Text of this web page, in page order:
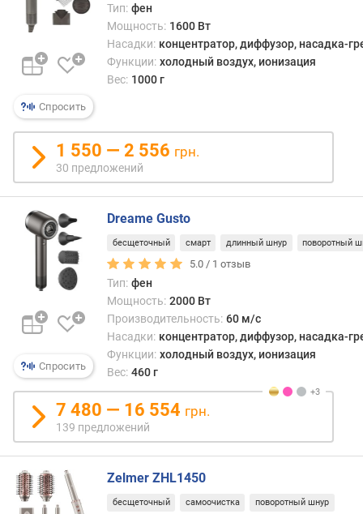
с
)
м
о
д
е
л
ь
й
о
д
р
и
м
ы
м
о
щ
Спросить
Тип: фен
Мощность: 1600 Вт
Насадки: концентратор, диффузор, насадка-
Функции: холодный воздух, ионизация
Вес: 1000 г
1 550 — 2 556 грн.
30 предложений
Спросить
Dreame Gusto
бесщеточный смарт длинный шнур поворотный
5.0 / 1 отзыв
Тип: фен
Мощность: 2000 Вт
Производительность: 60 м/с
Насадки: концентратор, диффузор, насадка-
Функции: холодный воздух, ионизация
Вес: 460 г
7 480 — 16 554 грн.
139 предложений
Zelmer ZHL1450
бесщеточный самоочистка поворотный шнур